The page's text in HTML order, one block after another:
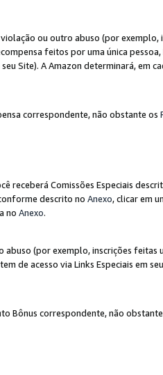
ou outro abuso (por exemplo,
feitos por uma única pessoa,
Site). A Amazon determinará, em
correspondente, não obstante os
receberá Comissões Especiais
descrito no Anexo, clicar em
no Anexo.
(por exemplo, inscrições feitas
de acesso via Links Especiais em
Bônus correspondente, não